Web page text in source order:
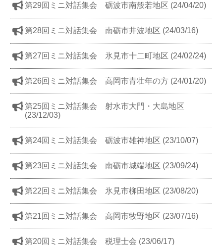
第29回ミニ対話集会 砺波市南般若地区 (24/04/20)
第28回ミニ対話集会 南砺市井波地区 (24/03/16)
第27回ミニ対話集会 氷見市十二町地区 (24/02/24)
第26回ミニ対話集会 高岡市青壮年の方 (24/01/20)
第25回ミニ対話集会 射水市大門・大島地区
(23/12/03)
第24回ミニ対話集会 砺波市雄神地区 (23/10/07)
第23回ミニ対話集会 南砺市城端地区 (23/09/24)
第22回ミニ対話集会 氷見市柳田地区 (23/08/20)
第21回ミニ対話集会 高岡市牧野地区 (23/07/16)
第20回ミニ対話集会 税理士会 (23/06/17)